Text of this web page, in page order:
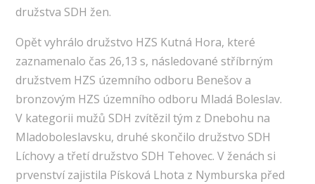
družstva SDH žen.
Opět vyhrálo družstvo HZS Kutná Hora, které
zaznamenalo čas 26,13 s, následované stříbrným
družstvem HZS územního odboru Benešov a
bronzovým HZS územního odboru Mladá Boleslav.
V kategorii mužů SDH zvítězil tým z Dnebohu na
Mladoboleslavsku, druhé skončilo družstvo SDH
Líchovy a třetí družstvo SDH Tehovec. V ženách si
prvenství zajistila Písková Lhota z Nymburska před